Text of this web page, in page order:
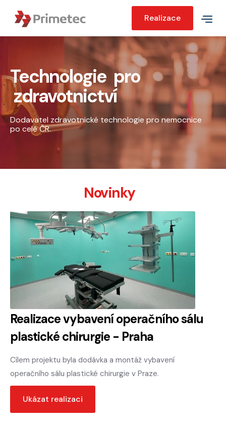
Realizace
Technologie pro
zdravotnictví
Dodavatel zdravotnické technologie pro nemocnice
po celé ČR.
Novinky
Realizace vybavení operačního sálu
plastické chirurgie - Praha
Cílem projektu byla dodávka a montáž vybavení
operačního sálu plastické chirurgie v Praze.
Ukázat realizaci